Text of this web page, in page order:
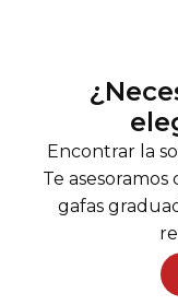
Encontrar la
Te
gafas